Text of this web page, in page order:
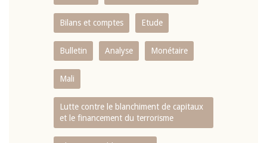
Bilans et comptes Etude
Bulletin Analyse Monétaire
Mali
Lutte contre le blanchiment de capitaux
et le financement du terrorisme